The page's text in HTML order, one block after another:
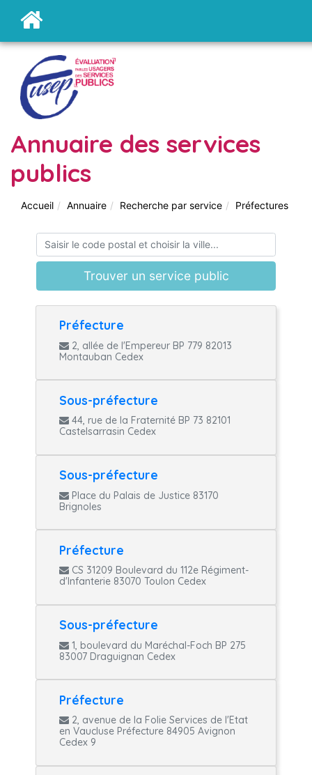
Annuaire des services
publics
Accueil Annuaire Recherche par service Préfectures
Trouver un service public
Préfecture
2, allée de l'Empereur BP 779 82013
Montauban Cedex
Sous-préfecture
44, rue de la Fraternité BP 73 82101
Castelsarrasin Cedex
Sous-préfecture
Place du Palais de Justice 83170
Brignoles
Préfecture
CS 31209 Boulevard du 112e Régiment-
d'Infanterie 83070 Toulon Cedex
Sous-préfecture
1, boulevard du Maréchal-Foch BP 275
83007 Draguignan Cedex
Préfecture
2, avenue de la Folie Services de l'Etat
en Vaucluse Préfecture 84905 Avignon
Cedex 9